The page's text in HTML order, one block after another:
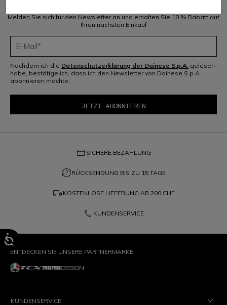
Melden Sie sich für den Newsletter an und erhalten Sie 10 % Rabatt auf
Ihren nächsten Einkauf
Nachdem ich die Datenschutzerklärung der Dainese S.p.A. gelesen
habe, bestätige ich, dass ich den Newsletter von Dainese S.p.A.
abonnieren möchte.
credit_card SICHERE BEZAHLUNG
question_exchangeRÜCKSENDUNG BIS ZU 15 TAGE
local_shipping KOSTENLOSE LIEFERUNG AB 200 CHF
phone KUNDENSERVICE
ENTDECKEN SIE UNSERE PARTNERMARKE
KUNDENSERVICE